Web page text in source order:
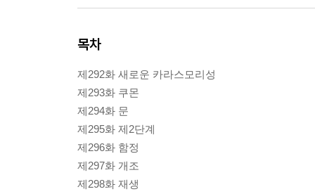
목차
제292화 새로운 카라스모리성
제293화 쿠몬
제294화 문
제295화 제2단계
제296화 함정
제297화 개조
제298화 재생